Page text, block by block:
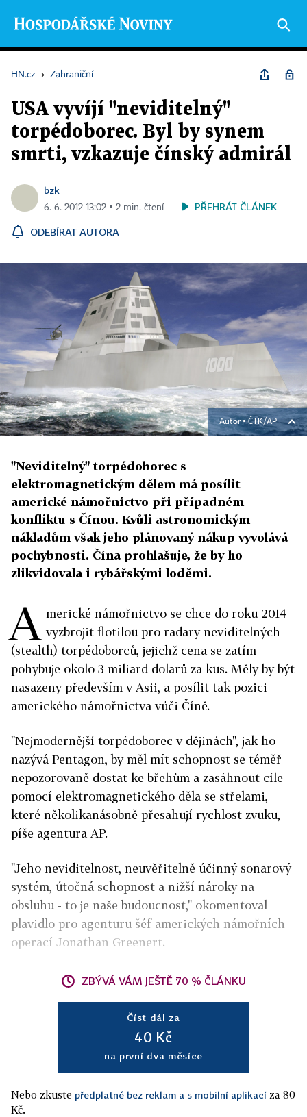
HN.cz › Zahraniční
USA vyvíjí "neviditelný"
torpédoborec. Byl by synem
smrti, vzkazuje čínský admirál
bzk
6. 6. 2012 13:02 ▪ 2 min. čtení PŘEHRÁT ČLÁNEK
ODEBÍRAT AUTORA
Autor ▪ČTK/AP
"Neviditelný" torpédoborec s
elektromagnetickým dělem má posílit
americké námořnictvo při případném
konfliktu s Čínou. Kvůli astronomickým
nákladům však jeho plánovaný nákup vyvolává
pochybnosti. Čína prohlašuje, že by ho
zlikvidovala i rybářskými loděmi.
A merické námořnictvo se chce do roku 2014
vyzbrojit flotilou pro radary neviditelných
(stealth) torpédoborců, jejichž cena se zatím
pohybuje okolo 3 miliard dolarů za kus. Měly by být
nasazeny především v Asii, a posílit tak pozici
amerického námořnictva vůči Číně.
"Nejmodernější torpédoborec v dějinách", jak ho
nazývá Pentagon, by měl mít schopnost se téměř
nepozorovaně dostat ke břehům a zasáhnout cíle
pomocí elektromagnetického děla se střelami,
které několikanásobně přesahují rychlost zvuku,
píše agentura AP.
"Jeho neviditelnost, neuvěřitelně účinný sonarový
systém, útočná schopnost a nižší nároky na
obsluhu - to je naše budoucnost," okomentoval
plavidlo pro agenturu šéf amerických námořních
operací Jonathan Greenert.
ZBÝVÁ VÁM JEŠTĚ 70 % ČLÁNKU
Číst dál za
40 Kč
na první dva měsíce
Nebo zkuste předplatné bez reklam a s mobilní aplikací za 80
Kč.